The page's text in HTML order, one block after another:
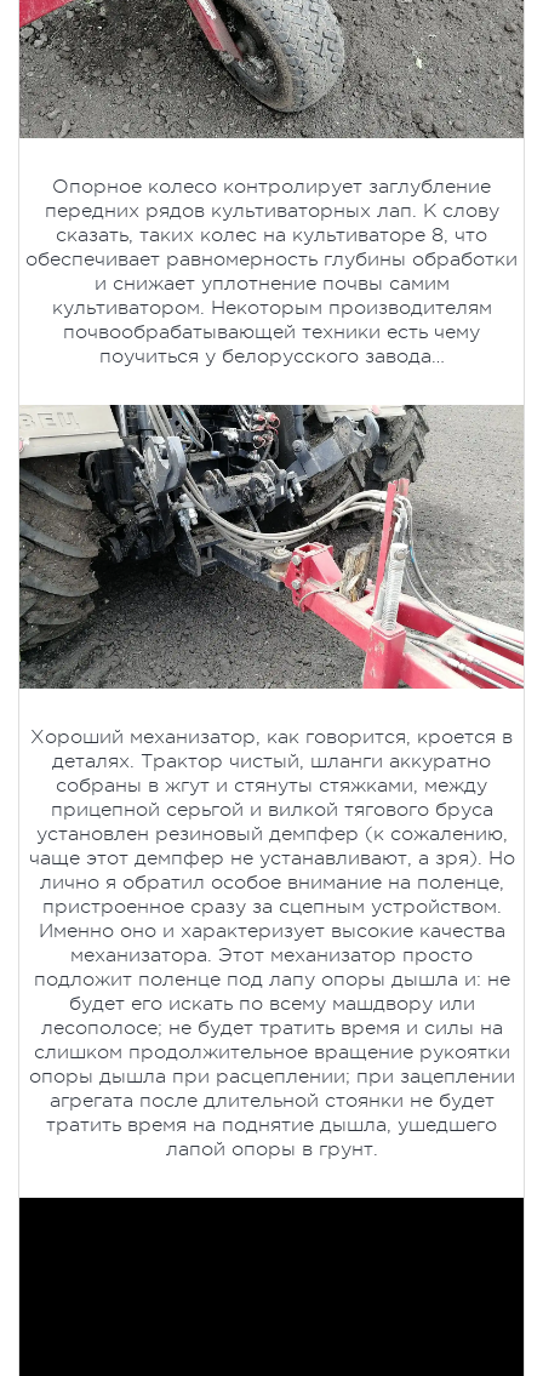
Опорное колесо контролирует заглубление
передних рядов культиваторных лап. К слову
сказать, таких колес на культиваторе 8, что
обеспечивает равномерность глубины обработки
и снижает уплотнение почвы самим
культиватором. Некоторым производителям
почвообрабатывающей техники есть чему
поучиться у белорусского завода…
Хороший механизатор, как говорится, кроется в
деталях. Трактор чистый, шланги аккуратно
собраны в жгут и стянуты стяжками, между
прицепной серьгой и вилкой тягового бруса
установлен резиновый демпфер (к сожалению,
чаще этот демпфер не устанавливают, а зря). Но
лично я обратил особое внимание на поленце,
пристроенное сразу за сцепным устройством.
Именно оно и характеризует высокие качества
механизатора. Этот механизатор просто
подложит поленце под лапу опоры дышла и: не
будет его искать по всему машдвору или
лесополосе; не будет тратить время и силы на
слишком продолжительное вращение рукоятки
опоры дышла при расцеплении; при зацеплении
агрегата после длительной стоянки не будет
тратить время на поднятие дышла, ушедшего
лапой опоры в грунт.